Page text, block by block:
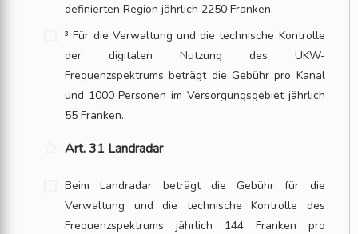
definierten Region jährlich 2250 Franken.
³ Für die Verwaltung und die technische Kontrolle
der digitalen Nutzung des UKW-
Frequenzspektrums beträgt die Gebühr pro Kanal
und 1000 Personen im Versorgungsgebiet jährlich
55 Franken.
Art. 31 Landradar
Beim Landradar beträgt die Gebühr für die
Verwaltung und die technische Kontrolle des
Frequenzspektrums jährlich 144 Franken pro